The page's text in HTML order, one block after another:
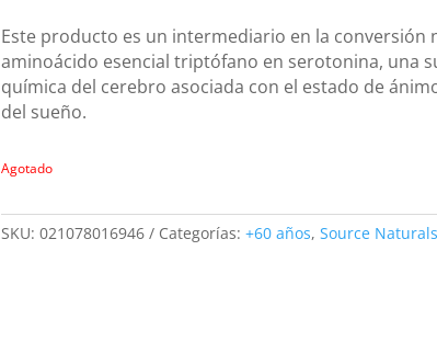
Este producto es un intermediario en la conversión
aminoácido esencial triptófano en serotonina, una
química del cerebro asociada con el estado de
del sueño.
Agotado
SKU: 021078016946 Categorías: +60 años, Source Naturals